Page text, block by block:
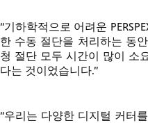
기하학적으로 어려운
한 수동 절단을 처리하는 동
청 절단 모두 시간이 많이 소
다는 것이었습니다.
우리는 다양한 디지털 커터